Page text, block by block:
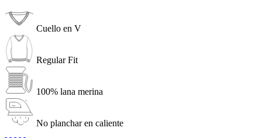
Cuello en V
Regular Fit
100% lana merina
No planchar en caliente